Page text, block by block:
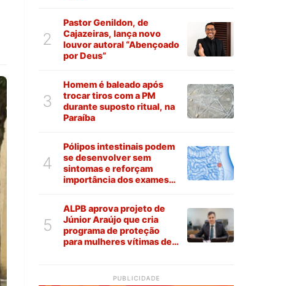
2
Pastor Genildon, de
Cajazeiras, lança novo
louvor autoral “Abençoado
por Deus”
3
Homem é baleado após
trocar tiros com a PM
durante suposto ritual, na
Paraíba
4
Pólipos intestinais podem
se desenvolver sem
sintomas e reforçam
importância dos exames
5
ALPB aprova projeto de
Júnior Araújo que cria
programa de proteção
para mulheres vítimas de
PUBLICIDADE